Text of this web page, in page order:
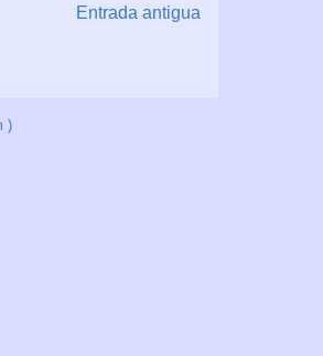
Entrada antigua
)